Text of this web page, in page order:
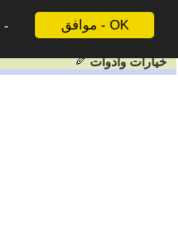
موافق - OK
خيارات وادوات